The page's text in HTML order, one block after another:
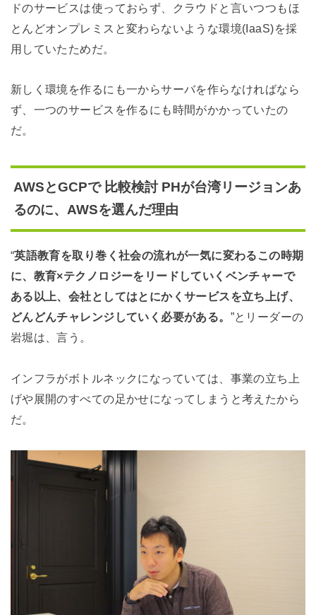
ドのサービスは使っておらず、クラウドと言いつつもほ
とんどオンプレミスと変わらないような環境(IaaS)を採
用していたためだ。
新しく環境を作るにも一からサーバを作らなければなら
ず、一つのサービスを作るにも時間がかかっていたの
だ。
AWSとGCPで 比較検討 PHが台湾リージョンあ
るのに、AWSを選んだ理由
“英語教育を取り巻く社会の流れが一気に変わるこの時期
に、教育×テクノロジーをリードしていくベンチャーで
ある以上、会社としてはとにかくサービスを立ち上げ、
どんどんチャレンジしていく必要がある。 ”とリーダーの
岩堀は、言う。
インフラがボトルネックになっていては、事業の立ち上
げや展開のすべての足かせになってしまうと考えたから
だ。